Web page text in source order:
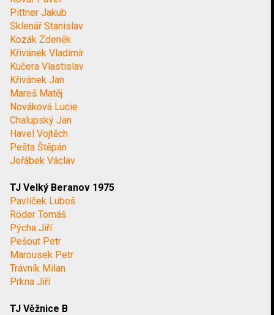
Pittner Jakub
Sklenář Stanislav
Kozák Zdeněk
Křivánek Vladimír
Kučera Vlastislav
Křivánek Jan
Mareš Matěj
Nováková Lucie
Chalupský Jan
Havel Vojtěch
Pešta Štěpán
Jeřábek Václav
TJ Velký Beranov 1975
Pavlíček Luboš
Röder Tomáš
Pýcha Jiří
Pešout Petr
Marousek Petr
Trávník Milan
Prkna Jiří
TJ Věžnice B